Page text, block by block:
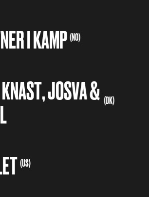
I KAMP (NO)
JOSVA & (DK)
(US)